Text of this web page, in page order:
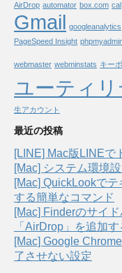
AirDrop automator box.com cal
Gmail googleanalytics
PageSpeed Insight
webmaster webminstats キー
ユーティリ
生アカウント
最近の投稿
[LINE] Mac版LINEで
[Mac] システム環境
[Mac] QuickLookで
する簡単なコマンド
[Mac] Finderのサイ
「AirDrop」を追加す
[Mac] Google
了させない設定